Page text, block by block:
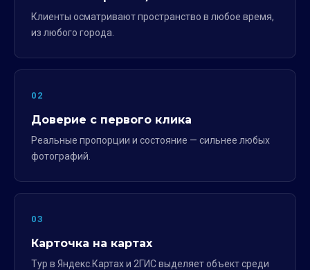
Клиенты осматривают пространство в любое время,
из любого города.
02
Доверие с первого клика
Реальные пропорции и состояние — сильнее любых
фотографий.
03
Карточка на картах
Тур в Яндекс.Картах и 2ГИС выделяет объект среди